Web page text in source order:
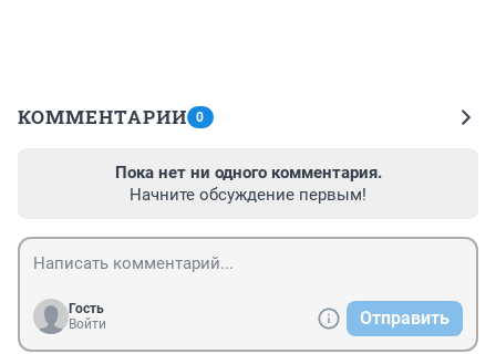
КОММЕНТАРИИ 0
Пока нет ни одного комментария.
Начните обсуждение первым!
Гость
Войти
Отправить